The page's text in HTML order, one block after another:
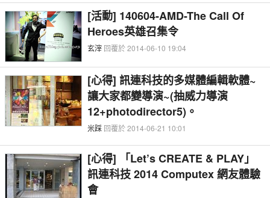
[活動] 140604-AMD-The Call Of
Heroes英雄召集令
玄滓回覆於 2014-06-10 19:04
[心得] 訊連科技的多媒體編輯軟體~
讓大家都變導演~(抽威力導演
12+photodirector5)。
米踩 回覆於 2014-06-21 10:01
[心得] 「Let’s CREATE & PLAY」
訊連科技 2014 Computex 網友體驗
會